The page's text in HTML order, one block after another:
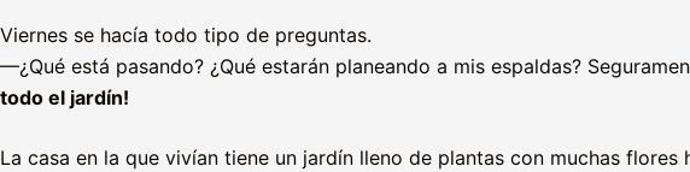
Viernes se hacía todo tipo de preguntas.
—¿Qué está pasando? ¿Qué estarán planeando a mis espaldas?
todo el jardín!
La casa en la que vivían tiene un jardín lleno de plantas con muchas